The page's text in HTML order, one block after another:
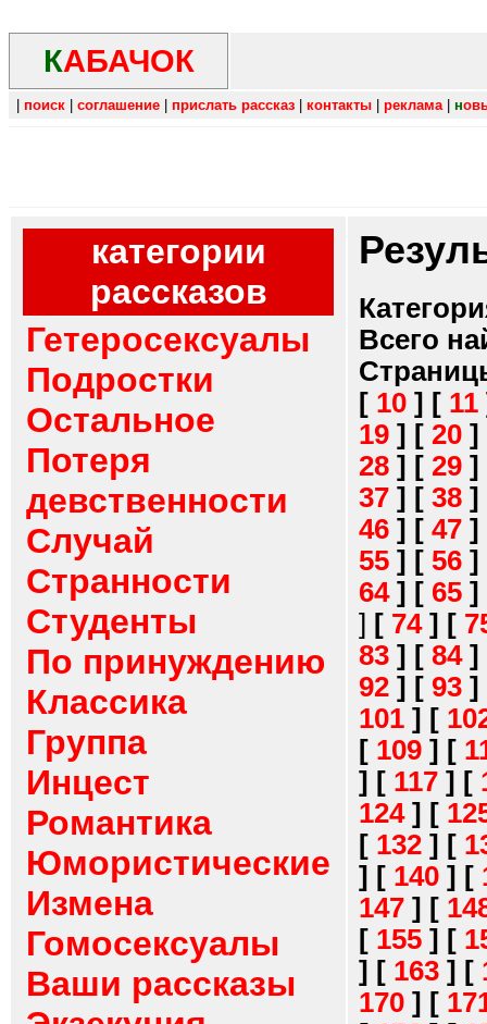
КАБАЧОК
поиск соглашение прислать рассказ контакты реклама| н
категории
рассказов
Гетеросексуалы
Подростки
Остальное
Потеря
девственности
Случай
Странности
Студенты
По принуждению
Классика
Группа
Инцест
Романтика
Юмористические
Измена
Гомосексуалы
Ваши рассказы
Всего
[ 10 ] [ 11
19 ] [ 20 ]
28 ] [ 29 ]
37 ] [ 38 ]
46 ] [ 47 ]
55 ] [ 56 ]
64] [ 65 ]
] [ 74] [
83 ] [ 84]
92 ] [ 93 ]
101 ] [
[ 109 ] [
] [ 117 ] [
124] [
[ 132 ] [
] [ 140 ] [
147 ] [
[ 155 ] [
] [ 163 ] [
170 ] [